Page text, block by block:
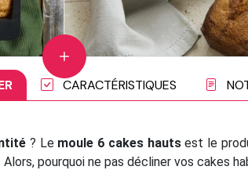
CARACTÉRISTIQUES
? Le moule 6 cakes hautsest le
pourquoi ne pas décliner vos cakes